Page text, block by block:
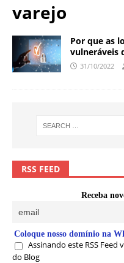
varejo
Por que as
vulneráveis
31/10/2022
RSS FEED
Receba
Coloque nosso domínio na
Assinando este RSS
do Blog